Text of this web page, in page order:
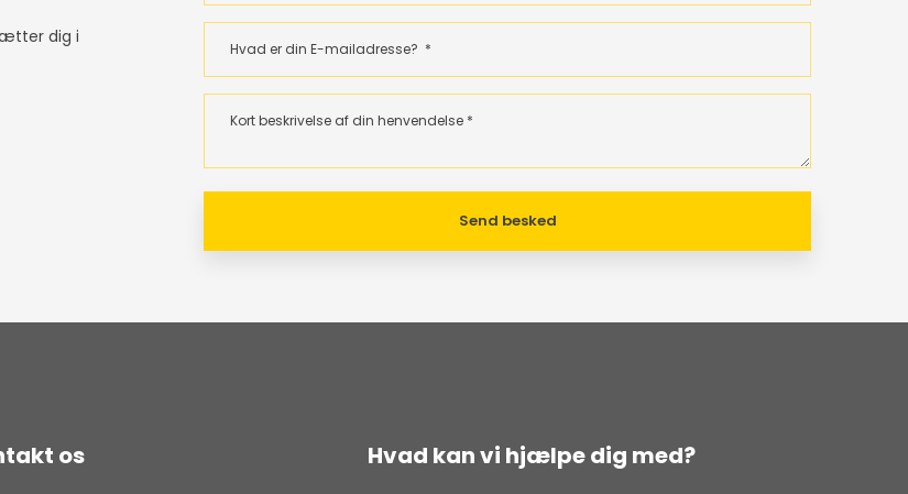
dig i
os Hvad kan vi hjælpe dig med?